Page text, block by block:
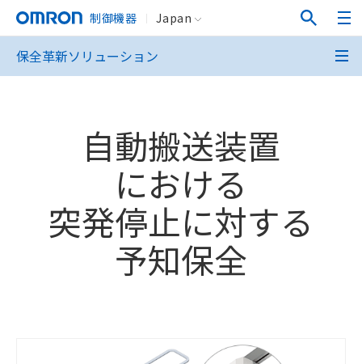
制御機器 Japan
保全革新ソリューション
自動搬送装置
における
突発停止に対する
予知保全